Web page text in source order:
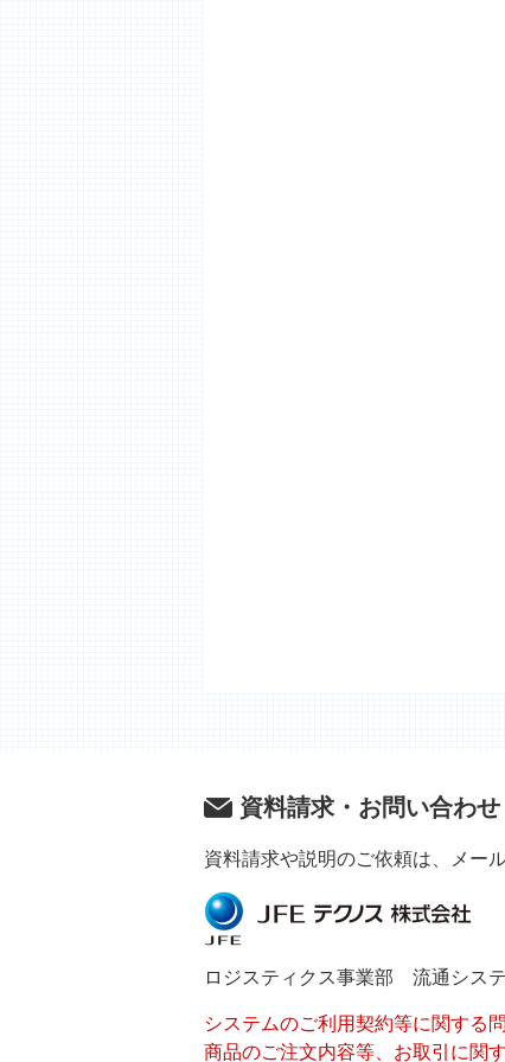
資料請求・お問い合わせ
資料請求や説明のご依頼は、メー
ロジスティクス事業部 流通シス
システムのご利用契約等に関する
商品のご注文内容等、お取引に関